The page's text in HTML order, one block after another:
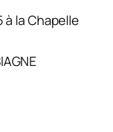
la Chapelle